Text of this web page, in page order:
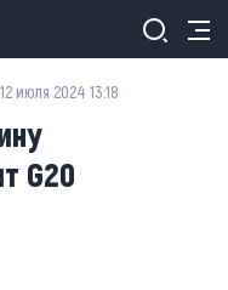
12 июля 2024 13:18
G20